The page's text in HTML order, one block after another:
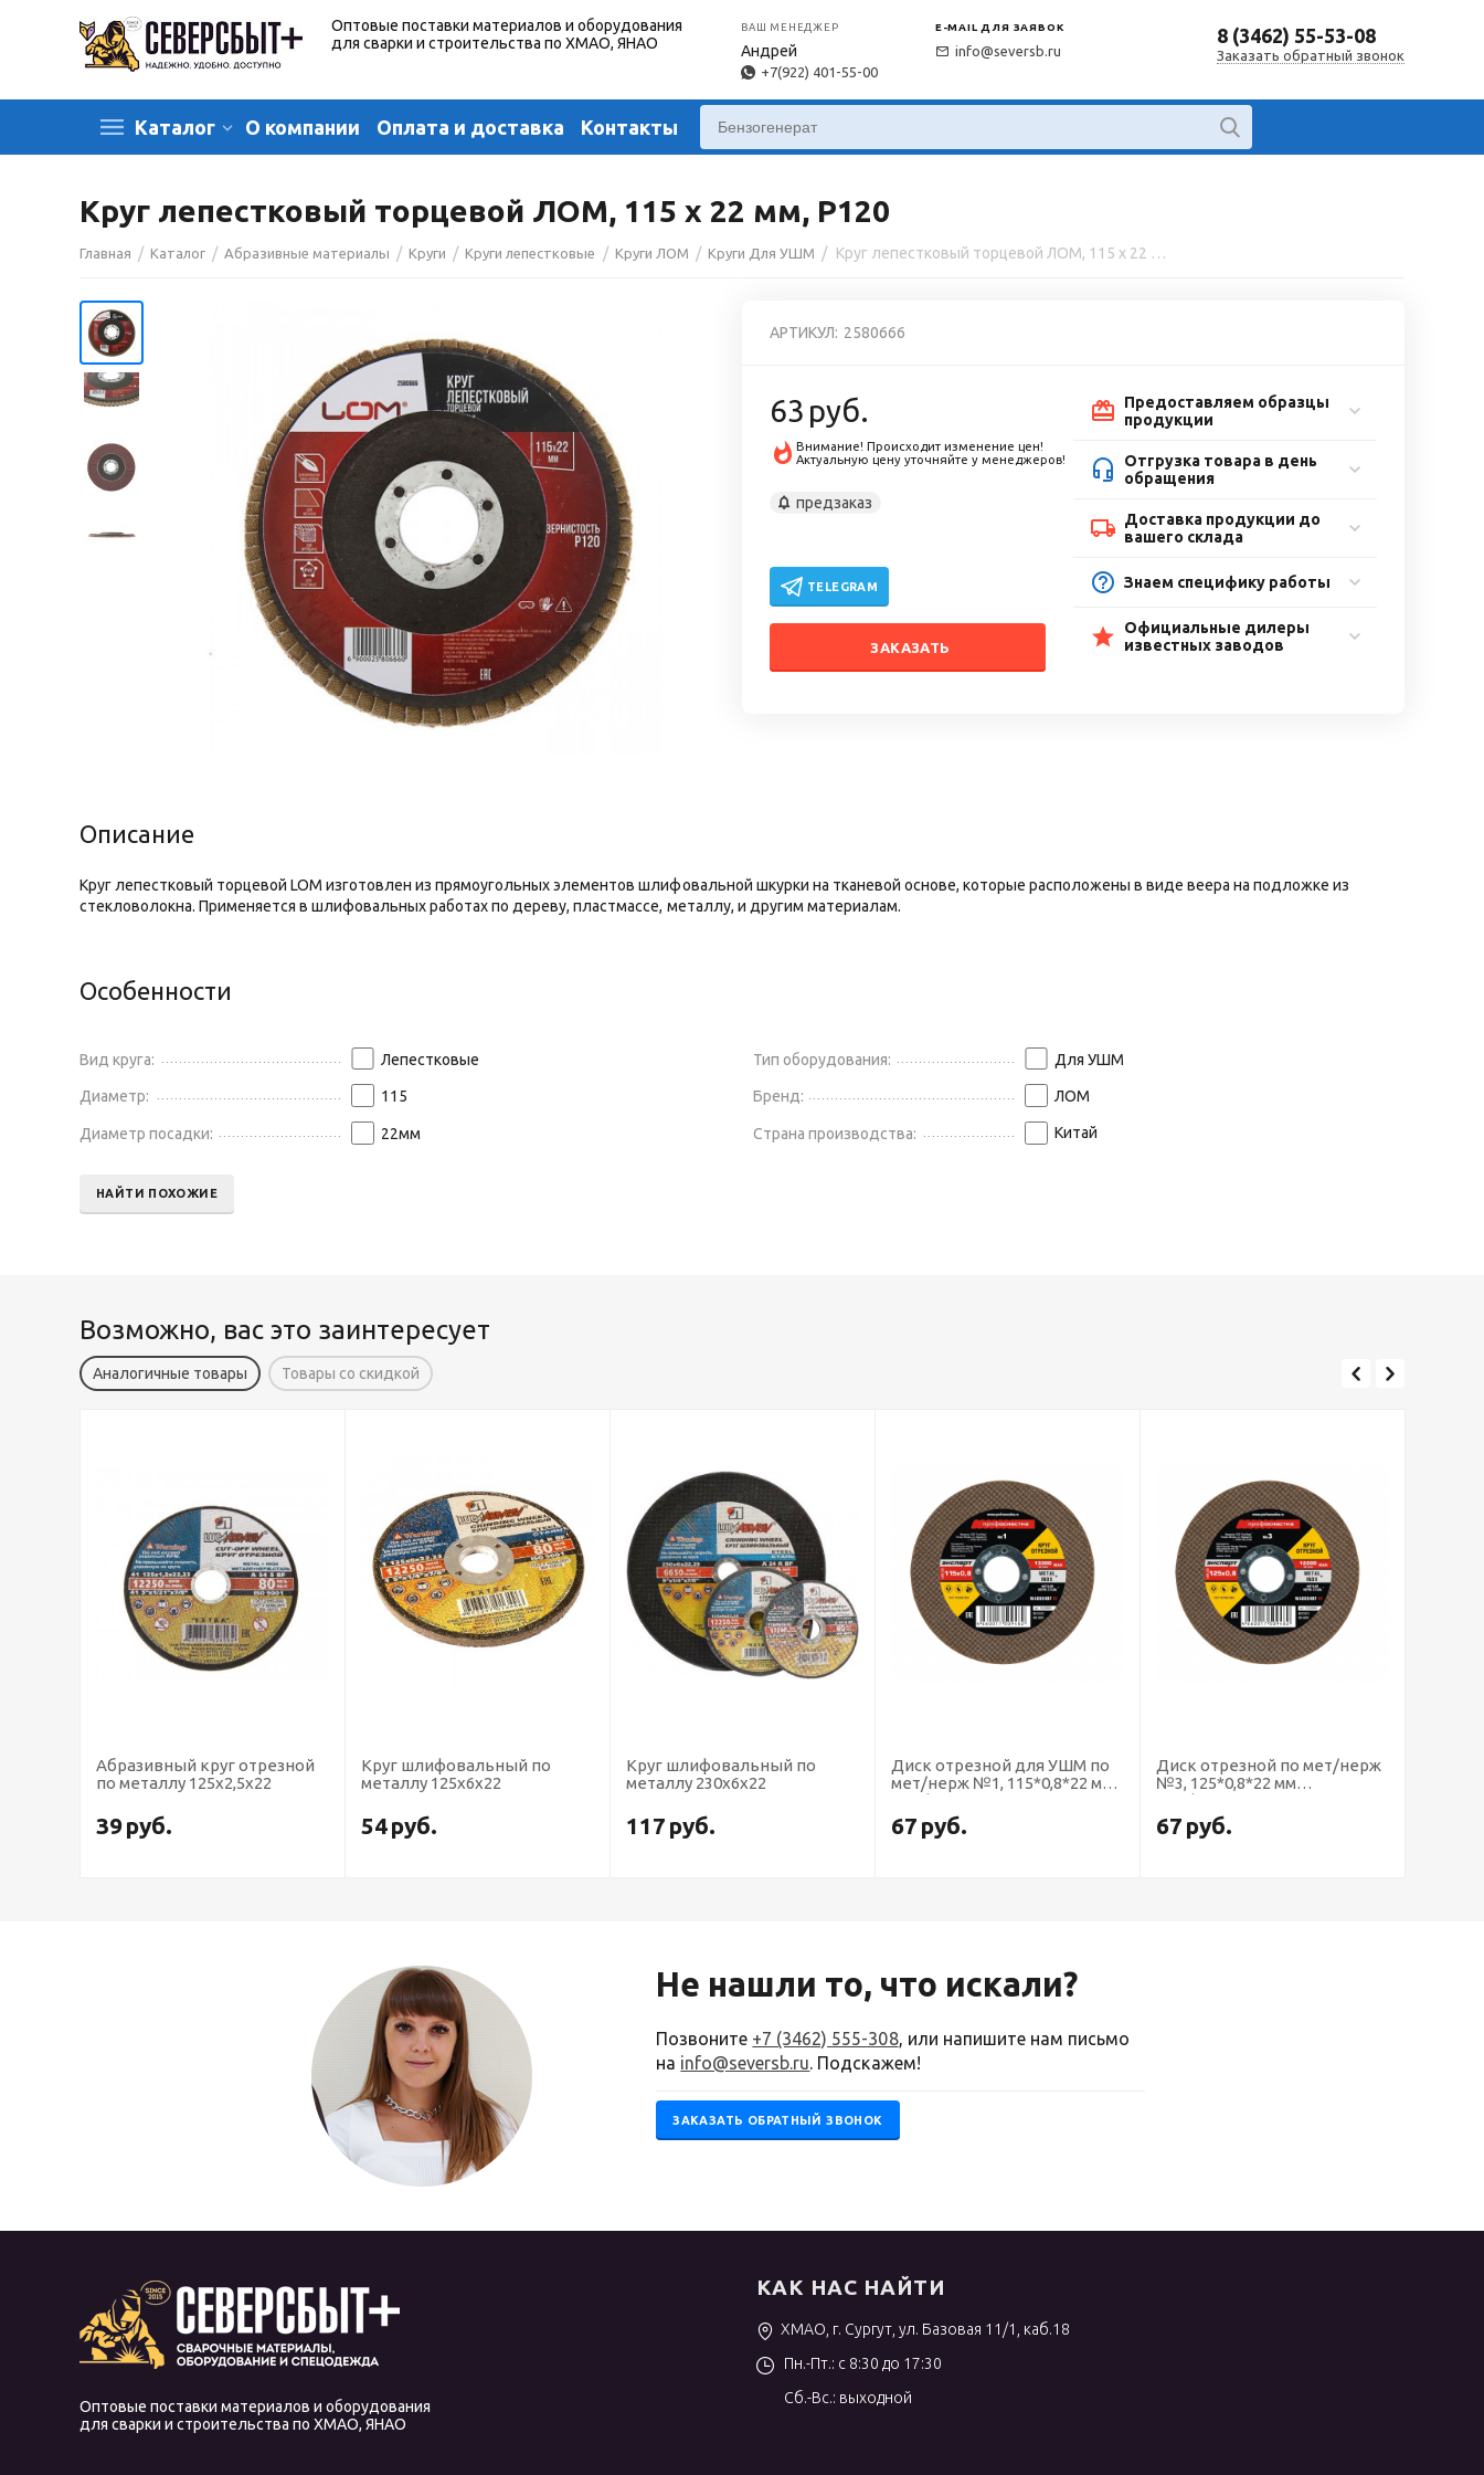
Оптовые поставки материалов и оборудования
для сварки и строительства по ХМАО, ЯНАО
ВАШ МЕНЕДЖЕР
Андрей
+7(922) 401-55-00
E-MAIL ДЛЯ ЗАЯВОК
info@seversb.ru
8 (3462) 55-53-08
Заказать обратный звонок
Каталог О компании Оплата и доставка Контакты
Круг лепестковый торцевой ЛОМ, 115 х 22 мм, Р120
Главная / Каталог / Абразивные материалы / Круги / Круги лепестковые / Круги ЛОМ / Круги Для УШМ / Круг лепестковый торцевой ЛОМ, 115 х 22 мм, Р120
АРТИКУЛ: 2580666
63 руб.
Внимание! Происходит изменение цен!
Актуальную цену уточняйте у менеджеров!
предзаказ
TELEGRAM
ЗАКАЗАТЬ
Предоставляем образцы
продукции
Отгрузка товара в день
обращения
Доставка продукции до
вашего склада
Знаем специфику работы
Официальные дилеры
известных заводов
Описание
Круг лепестковый торцевой LOM изготовлен из прямоугольных элементов шлифовальной шкурки на тканевой основе, которые расположены в виде веера на подложке из
стекловолокна. Применяется в шлифовальных работах по дереву, пластмассе, металлу, и другим материалам.
Особенности
Вид круга: Лепестковые
Диаметр: 115
Диаметр посадки: 22мм
Тип оборудования: Для УШМ
Бренд: ЛОМ
Страна производства: Китай
НАЙТИ ПОХОЖИЕ
Возможно, вас это заинтересует
Аналогичные товары Товары со скидкой
круг отрезной
125х2,5х22
Круг шлифовальный по
металлу 125х6х22
Круг шлифовальный по
металлу 230х6х22
Диск отрезной для УШМ по
мет/нерж №1, 115*0,8*22 мм
Профоснастка Эксперт тип
Диск отрезной по мет/нерж
№3, 125*0,8*22 мм
Профоснастка Эксперт тип
Диск отрезной по мет/нерж
№4, 125*1*22 мм
Не нашли то, что искали?
Позвоните +7 (3462) 555-308, или напишите нам письмо
на info@seversb.ru. Подскажем!
ЗАКАЗАТЬ ОБРАТНЫЙ ЗВОНОК
Оптовые поставки материалов и оборудования
для сварки и строительства по ХМАО, ЯНАО
КАК НАС НАЙТИ
ХМАО, г. Сургут, ул. Базовая 11/1, каб.18
Пн.-Пт.: с 8:30 до 17:30
Сб.-Вс.: выходной